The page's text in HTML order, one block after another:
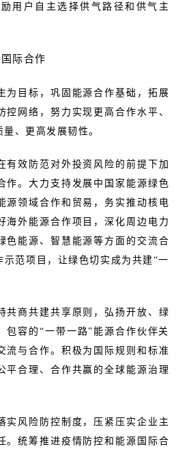
用户自主选择供气路径和供气主
际合作
为目标，巩固能源合作基础，拓展
控网络，努力实现更高合作水平、
、更高发展韧性。
有效防范对外投资风险的前提下加
作。大力支持发展中国家能源绿色
源领域合作和贸易，务实推动核电
海外能源合作项目，深化周边电力
色能源、智慧能源等方面的交流合
范项目，让绿色切实成为共建“一
共商共建共享原则，弘扬开放、绿
包容的“一带一路”能源合作伙伴关
流与合作。积极为国际规则和标准
平合理、合作共赢的全球能源治理
实风险防控制度，压紧压实企业主
。统筹推进疫情防控和能源国际合